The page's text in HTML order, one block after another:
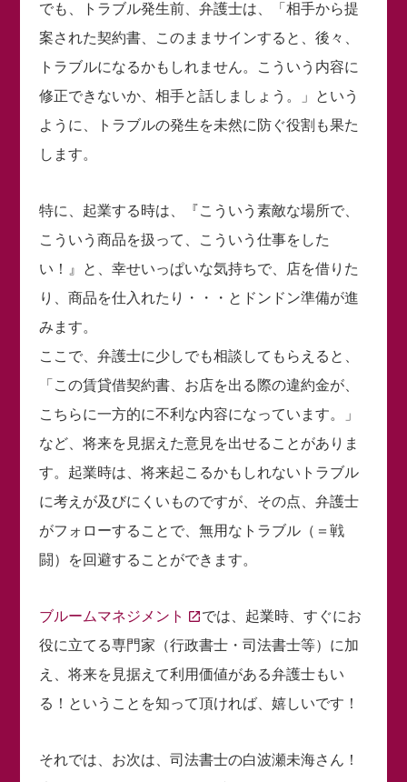
でも、トラブル発生前、弁護士は、「相手から提
案された契約書、このままサインすると、後々、
トラブルになるかもしれません。こういう内容に
修正できないか、相手と話しましょう。」という
ように、トラブルの発生を未然に防ぐ役割も果た
します。
特に、起業する時は、『こういう素敵な場所で、
こういう商品を扱って、こういう仕事をした
い！』と、幸せいっぱいな気持ちで、店を借りた
り、商品を仕入れたり・・・とドンドン準備が進
みます。
ここで、弁護士に少しでも相談してもらえると、
「この賃貸借契約書、お店を出る際の違約金が、
こちらに一方的に不利な内容になっています。」
など、将来を見据えた意見を出せることがありま
す。起業時は、将来起こるかもしれないトラブル
に考えが及びにくいものですが、その点、弁護士
がフォローすることで、無用なトラブル（＝戦
闘）を回避することができます。
ブルームマネジメント
では、起業時、すぐにお
役に立てる専門家（行政書士・司法書士等）に加
え、将来を見据えて利用価値がある弁護士もい
る！ということを知って頂ければ、嬉しいです！
それでは、お次は、司法書士の白波瀬未海さん！